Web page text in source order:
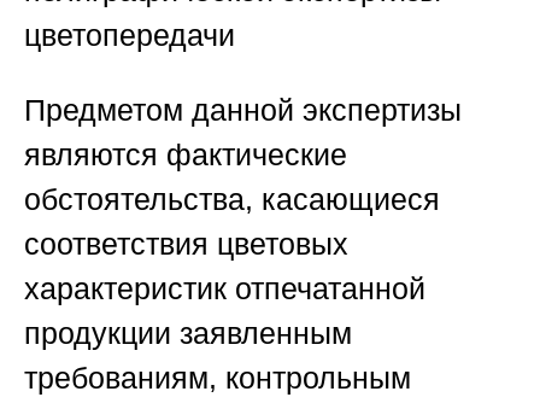
цветопередачи
Предметом данной экспертизы
являются фактические
обстоятельства, касающиеся
соответствия цветовых
характеристик отпечатанной
продукции заявленным
требованиям, контрольным